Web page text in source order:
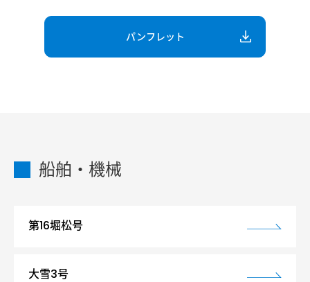
パンフレット
船舶・機械
第16堀松号
大雪3号